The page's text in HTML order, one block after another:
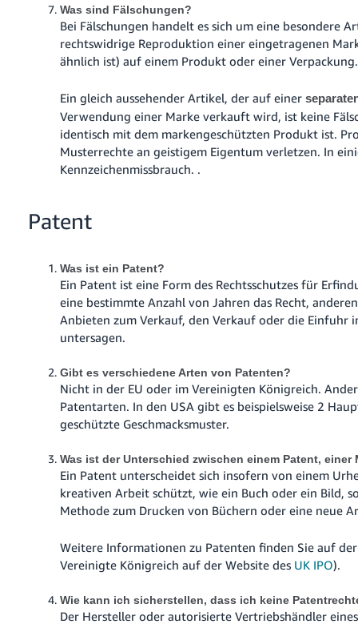
Was sind Fälschungen?
Bei Fälschungen handelt es sich um eine besondere
rechtswidrige Reproduktion einer eingetragenen
ähnlich ist) auf einem Produkt oder einer Verpackung.
Ein gleich aussehender Artikel, der auf einer
Verwendung einer Marke verkauft wird, ist keine
identisch mit dem markengeschützten Produkt ist.
Musterrechte an geistigem Eigentum verletzen. In
Kennzeichenmissbrauch. .
Patent
Was ist ein Patent?
Ein Patent ist eine Form des Rechtsschutzes für
eine bestimmte Anzahl von Jahren das Recht,
Anbieten zum Verkauf, den Verkauf oder die Einfuhr
untersagen.
Gibt es verschiedene Arten von Patenten?
Nicht in der EU oder im Vereinigten Königreich.
Patentarten. In den USA gibt es beispielsweise 2
geschützte Geschmacksmuster.
Was ist der Unterschied zwischen einem Patent, einer
Ein Patent unterscheidet sich insofern von einem
kreativen Arbeit schützt, wie ein Buch oder ein Bild,
Methode zum Drucken von Büchern oder eine neue
Weitere Informationen zu Patenten finden Sie auf
Vereinigte Königreich auf der Website des UK IPO).
Wie kann ich sicherstellen, dass ich keine
Der Hersteller oder autorisierte Vertriebshändler